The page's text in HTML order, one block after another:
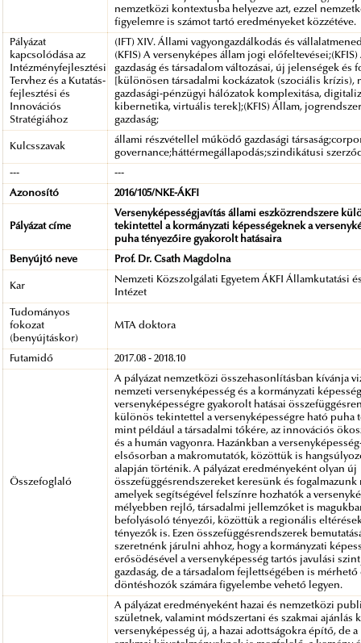
nemzetközi kontextusba helyezve azt, ezzel
figyelemre is számot tartó eredményeket közzétéve.
Pályázat
kapcsolódása az
Intézményfejlesztési
Tervhez és a Kutatás-
fejlesztési és
Innovációs
Stratégiához
(IFT) XIV. Állami vagyongazdálkodás és
(KFIS) A versenyképes állam jogi előfeltevései;(KFIS)
gazdaság és társadalom változásai, új jelenségek és
[különösen társadalmi kockázatok (szociális krízis),
gazdasági-pénzügyi hálózatok komplexitása,
kibernetika, virtuális terek];(KFIS) Állam,
gazdaság;
Kulcsszavak
állami részvétellel működő gazdasági
governance;háttérmegállapodás;szindikátusi
--- ---
Azonosító 2016/105/NKE-ÁKFI
Pályázat címe
Versenyképességjavítás állami eszközrendszere
tekintettel a kormányzati képességeknek a
puha tényezőire gyakorolt hatásaira
Benyújtó neve Prof. Dr. Csath Magdolna
Kar
Nemzeti Közszolgálati Egyetem ÁKFI Államkutatási
Intézet
Tudományos
fokozat
(benyújtáskor)
MTA doktora
Futamidő 2017.08 - 2018.10
Összefoglaló
A pályázat nemzetközi összehasonlításban kívánja
nemzeti versenyképesség és a kormányzati
versenyképességre gyakorolt hatásai
különös tekintettel a versenyképességre ható puha
mint például a társadalmi tőkére, az innovációs
és a humán vagyonra. Hazánkban a
elsősorban a makromutatók, közöttük is
alapján történik. A pályázat eredményeként olyan új
összefüggésrendszereket keresünk és fogalmazunk
amelyek segítségével felszínre hozhatók a
mélyebben rejlő, társadalmi jellemzőket is
befolyásoló tényezői, közöttük a regionális
tényezők is. Ezen összefüggésrendszerek
szeretnénk járulni ahhoz, hogy a kormányzati
erősödésével a versenyképesség tartós javulási
gazdaság, de a társadalom fejlettségében is mérhető
döntéshozók számára figyelembe vehető legyen.
A pályázat eredményeként hazai és nemzetközi
születnek, valamint módszertani és szakmai ajánlás
versenyképesség új, a hazai adottságokra építő, de